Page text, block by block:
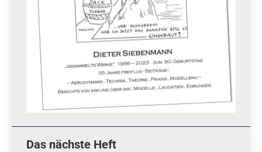
Das nächste Heft